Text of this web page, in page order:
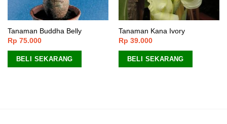
Tanaman Buddha Belly
Rp 75.000
BELI SEKARANG
Tanaman Kana Ivory
Rp 39.000
BELI SEKARANG